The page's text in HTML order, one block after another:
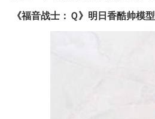
《福音战士：Ｑ》明日香酷帅模型